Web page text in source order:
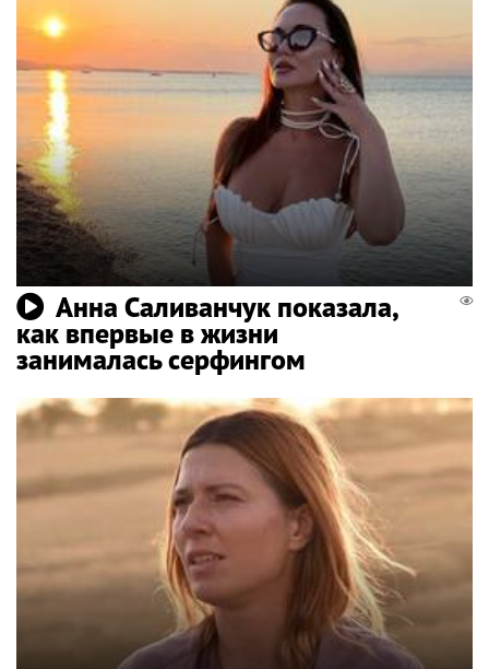
Анна Саливанчук показала,
как впервые в жизни
занималась серфингом